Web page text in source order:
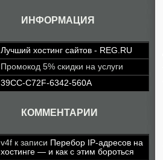
ИНФОРМАЦИЯ
Лучший хостинг сайтов - REG.RU
Промокод 5% скидки на услуги
39CC-C72F-6342-560A
КОММЕНТАРИИ
v4f к записи Перебор IP-адресов на
хостинге — и как с этим бороться